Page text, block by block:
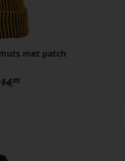
met patch
14,99€